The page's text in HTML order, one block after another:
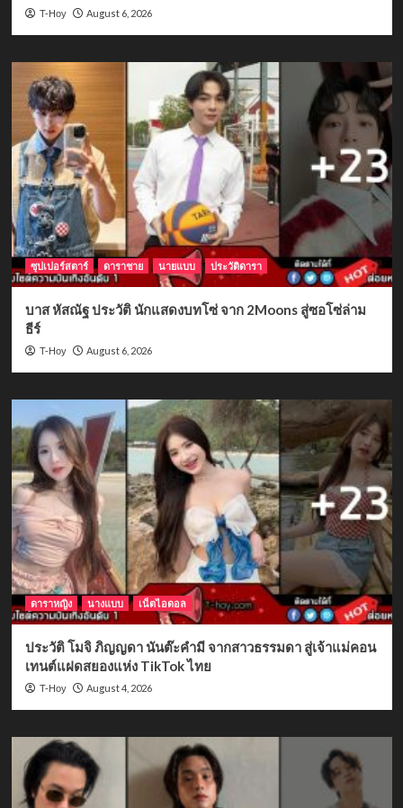
T-Hoy August 6, 2026
ซุปเปอร์สตาร์ ดาราชาย นายแบบ ประวัติดารา
บาส หัสณัฐ ประวัติ นักแสดงบทโซ่ จาก 2Moons สู่ซอโซ่ล่าม
ธีร์
T-Hoy August 6, 2026
ดาราหญิง นางแบบ เน็ตไอดอล
ประวัติ โมจิ ภิญญดา นันต๊ะคำมี จากสาวธรรมดา สู่เจ้าแม่คอน
เทนต์แฝดสยองแห่ง TikTok ไทย
T-Hoy August 4, 2026